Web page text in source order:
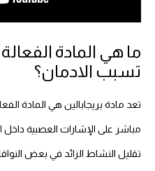
ما هي المادة الفعالة
تسبب الادمان؟
تعد مادة بريجابالين هي المادة
مباشر على الإشارات العصبية
تقليل النشاط الزائد في بعض